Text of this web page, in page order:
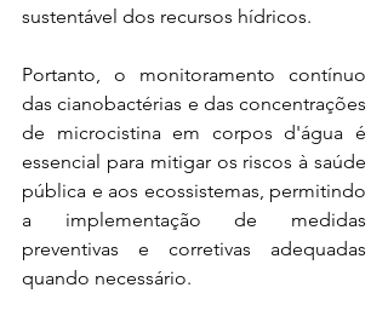
sustentável dos recursos hídricos.
Portanto, o monitoramento contínuo
das cianobactérias e das concentrações
de microcistina em corpos d'água é
essencial para mitigar os riscos à saúde
pública e aos ecossistemas, permitindo
a implementação de medidas
preventivas e corretivas adequadas
quando necessário.